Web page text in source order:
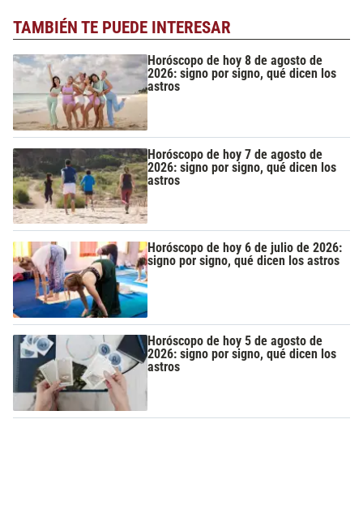
TAMBIÉN TE PUEDE INTERESAR
Horóscopo de hoy 8 de agosto de
2026: signo por signo, qué dicen los
astros
Horóscopo de hoy 7 de agosto de
2026: signo por signo, qué dicen los
astros
Horóscopo de hoy 6 de julio de 2026:
signo por signo, qué dicen los astros
Horóscopo de hoy 5 de agosto de
2026: signo por signo, qué dicen los
astros